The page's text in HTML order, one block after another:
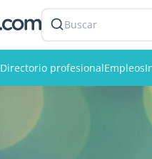
Buscar
Directorio profesionalEmpleos